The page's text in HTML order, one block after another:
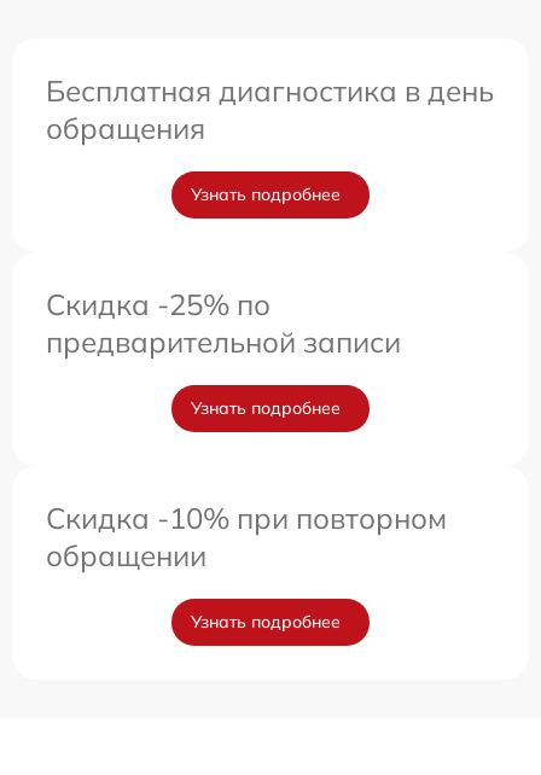
Бесплатная диагностика в день
обращения
Узнать подробнее
Скидка -25% по
предварительной записи
Узнать подробнее
Скидка -10% при повторном
обращении
Узнать подробнее